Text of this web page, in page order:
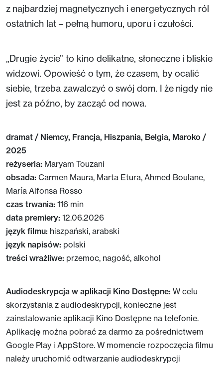
z najbardziej magnetycznych i energetycznych ról
ostatnich lat – pełną humoru, uporu i czułości.
„Drugie życie” to kino delikatne, słoneczne i bliskie
widzowi. Opowieść o tym, że czasem, by ocalić
siebie, trzeba zawalczyć o swój dom. I że nigdy nie
jest za późno, by zacząć od nowa.
dramat / Niemcy, Francja, Hiszpania, Belgia, Maroko /
2025
reżyseria: Maryam Touzani
obsada: Carmen Maura, Marta Etura, Ahmed Boulane,
María Alfonsa Rosso
czas trwania: 116 min
data premiery: 12.06.2026
język filmu: hiszpański, arabski
język napisów: polski
treści wrażliwe: przemoc, nagość, alkohol
Audiodeskrypcja w aplikacji Kino Dostępne: W celu
skorzystania z audiodeskrypcji, konieczne jest
zainstalowanie aplikacji Kino Dostępne na telefonie.
Aplikację można pobrać za darmo za pośrednictwem
Google Play i AppStore. W momencie rozpoczęcia filmu
należy uruchomić odtwarzanie audiodeskrypcji